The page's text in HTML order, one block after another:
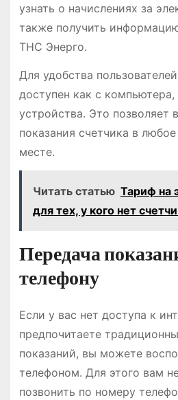
узнать о начислениях за
также получить
ТНС Энерго.
Для удобства
доступен как с
устройства. Это позволяет
показания счетчика в
месте.
Читать статью Тариф на
для тех, у кого нет
Передача
телефону
Если у вас нет доступа к
предпочитаете
показаний, вы можете
телефоном. Для этого вам
позвонить по номеру